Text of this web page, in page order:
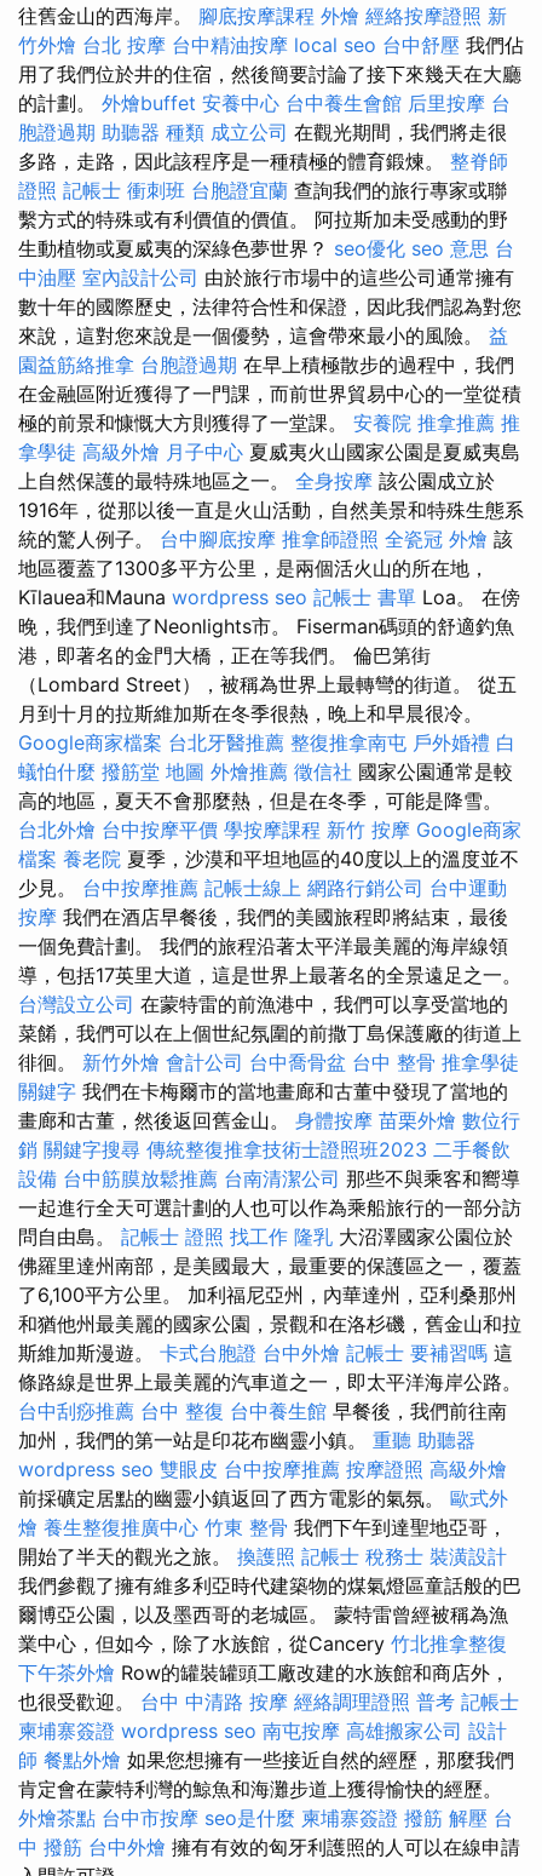
往舊金山的西海岸。 腳底按摩課程 外燴 經絡按摩證照 新
竹外燴 台北 按摩 台中精油按摩 local seo 台中舒壓 我們佔
用了我們位於井的住宿，然後簡要討論了接下來幾天在大廳
的計劃。 外燴buffet 安養中心 台中養生會館 后里按摩 台
胞證過期 助聽器 種類 成立公司 在觀光期間，我們將走很
多路，走路，因此該程序是一種積極的體育鍛煉。 整脊師
證照 記帳士 衝刺班 台胞證宜蘭 查詢我們的旅行專家或聯
繫方式的特殊或有利價值的價值。 阿拉斯加未受感動的野
生動植物或夏威夷的深綠色夢世界？ seo優化 seo 意思 台
中油壓 室內設計公司 由於旅行市場中的這些公司通常擁有
數十年的國際歷史，法律符合性和保證，因此我們認為對您
來說，這對您來說是一個優勢，這會帶來最小的風險。 益
園益筋絡推拿 台胞證過期 在早上積極散步的過程中，我們
在金融區附近獲得了一門課，而前世界貿易中心的一堂從積
極的前景和慷慨大方則獲得了一堂課。 安養院 推拿推薦 推
拿學徒 高級外燴 月子中心 夏威夷火山國家公園是夏威夷島
上自然保護的最特殊地區之一。 全身按摩 該公園成立於
1916年，從那以後一直是火山活動，自然美景和特殊生態系
統的驚人例子。 台中腳底按摩 推拿師證照 全瓷冠 外燴 該
地區覆蓋了1300多平方公里，是兩個活火山的所在地，
Kīlauea和Mauna wordpress seo 記帳士 書單 Loa。 在傍
晚，我們到達了Neonlights市。 Fiserman碼頭的舒適釣魚
港，即著名的金門大橋，正在等我們。 倫巴第街
（Lombard Street），被稱為世界上最轉彎的街道。 從五
月到十月的拉斯維加斯在冬季很熱，晚上和早晨很冷。
Google商家檔案 台北牙醫推薦 整復推拿南屯 戶外婚禮 白
蟻怕什麼 撥筋堂 地圖 外燴推薦 徵信社 國家公園通常是較
高的地區，夏天不會那麼熱，但是在冬季，可能是降雪。
台北外燴 台中按摩平價 學按摩課程 新竹 按摩 Google商家
檔案 養老院 夏季，沙漠和平坦地區的40度以上的溫度並不
少見。 台中按摩推薦 記帳士線上 網路行銷公司 台中運動
按摩 我們在酒店早餐後，我們的美國旅程即將結束，最後
一個免費計劃。 我們的旅程沿著太平洋最美麗的海岸線領
導，包括17英里大道，這是世界上最著名的全景遠足之一。
台灣設立公司 在蒙特雷的前漁港中，我們可以享受當地的
菜餚，我們可以在上個世紀氛圍的前撒丁島保護廠的街道上
徘徊。 新竹外燴 會計公司 台中喬骨盆 台中 整骨 推拿學徒
關鍵字 我們在卡梅爾市的當地畫廊和古董中發現了當地的
畫廊和古董，然後返回舊金山。 身體按摩 苗栗外燴 數位行
銷 關鍵字搜尋 傳統整復推拿技術士證照班2023 二手餐飲
設備 台中筋膜放鬆推薦 台南清潔公司 那些不與乘客和嚮導
一起進行全天可選計劃的人也可以作為乘船旅行的一部分訪
問自由島。 記帳士 證照 找工作 隆乳 大沼澤國家公園位於
佛羅里達州南部，是美國最大，最重要的保護區之一，覆蓋
了6,100平方公里。 加利福尼亞州，內華達州，亞利桑那州
和猶他州最美麗的國家公園，景觀和在洛杉磯，舊金山和拉
斯維加斯漫遊。 卡式台胞證 台中外燴 記帳士 要補習嗎 這
條路線是世界上最美麗的汽車道之一，即太平洋海岸公路。
台中刮痧推薦 台中 整復 台中養生館 早餐後，我們前往南
加州，我們的第一站是印花布幽靈小鎮。 重聽 助聽器
wordpress seo 雙眼皮 台中按摩推薦 按摩證照 高級外燴
前採礦定居點的幽靈小鎮返回了西方電影的氣氛。 歐式外
燴 養生整復推廣中心 竹東 整骨 我們下午到達聖地亞哥，
開始了半天的觀光之旅。 換護照 記帳士 稅務士 裝潢設計
我們參觀了擁有維多利亞時代建築物的煤氣燈區童話般的巴
爾博亞公園，以及墨西哥的老城區。 蒙特雷曾經被稱為漁
業中心，但如今，除了水族館，從Cancery 竹北推拿整復
下午茶外燴 Row的罐裝罐頭工廠改建的水族館和商店外，
也很受歡迎。 台中 中清路 按摩 經絡調理證照 普考 記帳士
柬埔寨簽證 wordpress seo 南屯按摩 高雄搬家公司 設計
師 餐點外燴 如果您想擁有一些接近自然的經歷，那麼我們
肯定會在蒙特利灣的鯨魚和海灘步道上獲得愉快的經歷。
外燴茶點 台中市按摩 seo是什麼 柬埔寨簽證 撥筋 解壓 台
中 撥筋 台中外燴 擁有有效的匈牙利護照的人可以在線申請